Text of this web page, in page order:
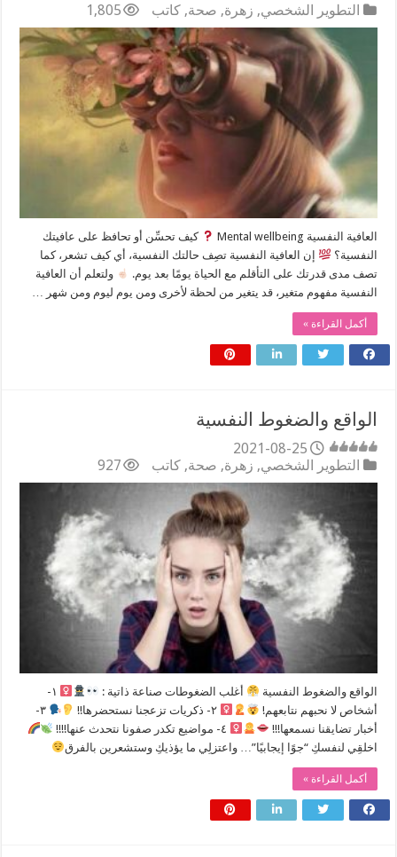
التطوير الشخصي, زهرة, صحة, كاتب 1,805
العافية النفسية Mental wellbeing
كيف تحسِّن أو تحافظ على عافيتك
النفسية؟
إن العافية النفسية تصِف حالتك النفسية، أي كيف تشعر، كما
تصف مدى قدرتك على التأقلم مع الحياة يومًا بعد يوم.
ولتعلم أن العافية
النفسية مفهوم متغير، قد يتغير من لحظة لأخرى ومن يوم ليوم ومن شهر …
أكمل القراءة »
الواقع والضغوط النفسية
2021-08-25
التطوير الشخصي, زهرة, صحة, كاتب 927
الواقع والضغوط النفسية أغلب الضغوطات صناعة ذاتية :
١-
أشخاص لا نحبهم نتابعهم!
٣-
أخبار تضايقنا نسمعها!!!
اخلقِي لنفسكِ “جوًا إيجابيًا”… واعتزلِي ما يؤذيكِ وستشعرين بالفرق
أكمل القراءة »